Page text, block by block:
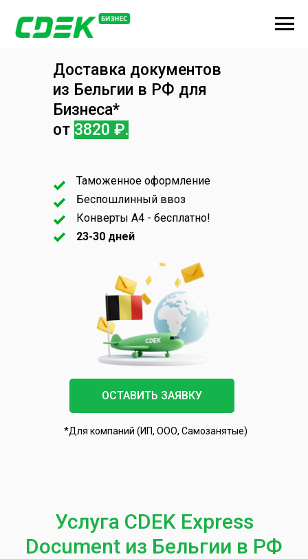
Таможенное оформление
Беспошлинный ввоз
Конверты А4 - бесплатно!
23-30 дней
ОСТАВИТЬ ЗАЯВКУ
*Для компаний (ИП, ООО, Самозанятые)
Доставка документов
из Бельгии в РФ для
Бизнеса*
от 3820 ₽.
Услуга CDEK Express
Document из Бельгии в РФ